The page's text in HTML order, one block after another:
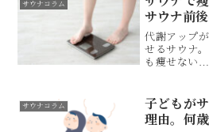
っています
しておきた
におすすめ
動習慣がな
に変えるこ
入り方につ
サウナコラム
サウナ前
代謝アップ
せるサウナ
も痩せない…
もしれませ
ダイエット
をまとめまし
サウナコラム
子どもが
理由。何